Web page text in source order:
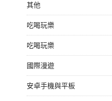
其他
吃喝玩樂
吃喝玩樂
國際漫遊
安卓手機與平板